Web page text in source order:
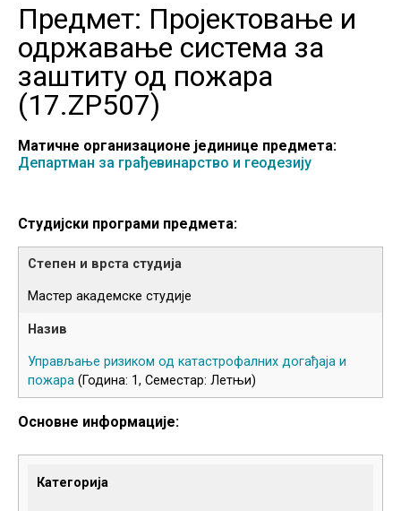
Предмет: Пројектовање и
одржавање система за
заштиту од пожара
(17.ZP507)
Матичне организационе јединице предмета:
Департман за грађевинарство и геодезију
Студијски програми предмета:
Мастер академске студије
Управљање ризиком од катастрофалних догађаја и
пожара (Година: 1, Семестар: Летњи)
Основне информације:
Категорија